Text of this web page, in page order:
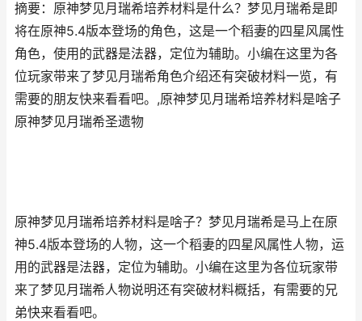
摘要：原神梦见月瑞希培养材料是什么？梦见月瑞希是即
将在原神5.4版本登场的角色，这是一个稻妻的四星风属性
角色，使用的武器是法器，定位为辅助。小编在这里为各
位玩家带来了梦见月瑞希角色介绍还有突破材料一览，有
需要的朋友快来看看吧。,原神梦见月瑞希培养材料是啥子
原神梦见月瑞希圣遗物
原神梦见月瑞希培养材料是啥子？梦见月瑞希是马上在原
神5.4版本登场的人物，这一个稻妻的四星风属性人物，运
用的武器是法器，定位为辅助。小编在这里为各位玩家带
来了梦见月瑞希人物说明还有突破材料概括，有需要的兄
弟快来看看吧。